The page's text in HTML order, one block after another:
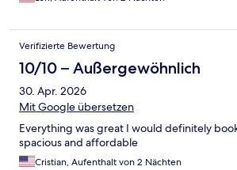
Verifizierte Bewertung
10/10 – Außergewöhnlich
30. Apr. 2026
Mit Google übersetzen
Everything was great I would definitely
spacious and affordable
Cristian, Aufenthalt von 2 Nächten